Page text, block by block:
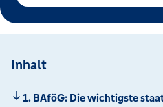
Inhalt
1. BAföG: Die wichtigste